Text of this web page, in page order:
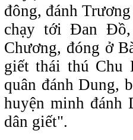
đông, đánh
chạy tới Đan
Chương, đóng ở
giết thái thú Chu
quân đánh Dung,
huyện minh đánh
dân giết".